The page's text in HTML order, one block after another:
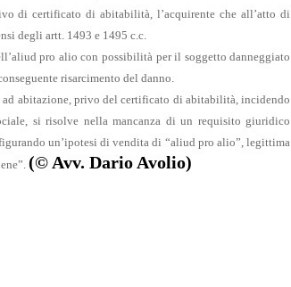
di certificato di abitabilità, l’acquirente che all’atto di
degli artt. 1493 e 1495 c.c.
pro alio con possibilità per il soggetto danneggiato
risarcimento del danno.
abitazione, privo del certificato di abitabilità, incidendo
si risolve nella mancanza di un requisito giuridico
un’ipotesi di vendita di “aliud pro alio”, legittima
(© Avv. Dario Avolio)